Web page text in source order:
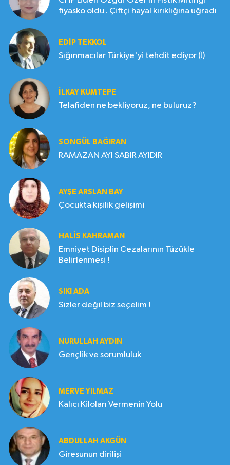
fiyasko oldu . Çiftçi hayal kırıklığına uğradı
EDIP TEKKOL
Sığınmacılar Türkiye'yi tehdit ediyor (!)
İLKAY KUMTEPE
Telafiden ne bekliyoruz, ne buluruz?
SONGÜL BAĞIRAN
RAMAZAN AYI SABIR AYIDIR
AYŞE ARSLAN BAY
Çocukta kişilik gelişimi
HALIS KAHRAMAN
Emniyet Disiplin Cezalarının Tüzükle
Belirlenmesi !
SIKI ADA
Sizler değil biz seçelim !
NURULLAH AYDIN
Gençlik ve sorumluluk
MERVE YILMAZ
Kalıcı Kiloları Vermenin Yolu
ABDULLAH AKGÜN
Giresunun dirilişi